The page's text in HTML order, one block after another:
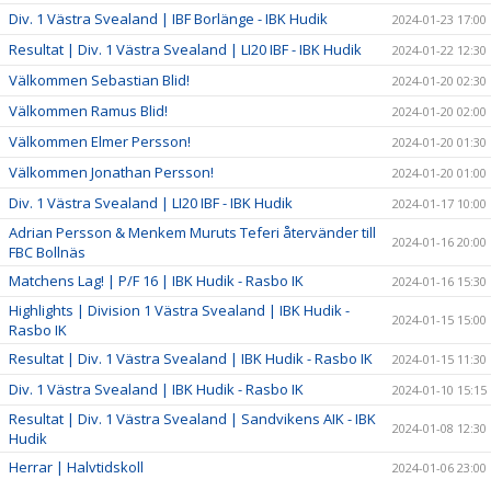
Div. 1 Västra Svealand | IBF Borlänge - IBK Hudik 2024-01-23 17:00
Resultat | Div. 1 Västra Svealand | LI20 IBF - IBK Hudik 2024-01-22 12:30
Välkommen Sebastian Blid! 2024-01-20 02:30
Välkommen Ramus Blid! 2024-01-20 02:00
Välkommen Elmer Persson! 2024-01-20 01:30
Välkommen Jonathan Persson! 2024-01-20 01:00
Div. 1 Västra Svealand | LI20 IBF - IBK Hudik 2024-01-17 10:00
Adrian Persson & Menkem Muruts Teferi återvänder till
FBC Bollnäs
2024-01-16 20:00
Matchens Lag! | P/F 16 | IBK Hudik - Rasbo IK 2024-01-16 15:30
Highlights | Division 1 Västra Svealand | IBK Hudik -
Rasbo IK
2024-01-15 15:00
Resultat | Div. 1 Västra Svealand | IBK Hudik - Rasbo IK 2024-01-15 11:30
Div. 1 Västra Svealand | IBK Hudik - Rasbo IK 2024-01-10 15:15
Resultat | Div. 1 Västra Svealand | Sandvikens AIK - IBK
Hudik
2024-01-08 12:30
Herrar | Halvtidskoll 2024-01-06 23:00